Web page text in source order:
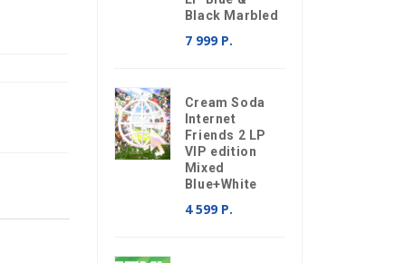
Black Marbled
7 999 Р.
Cream Soda
Internet
Friends 2 LP
VIP edition
Mixed
Blue+White
4 599 Р.